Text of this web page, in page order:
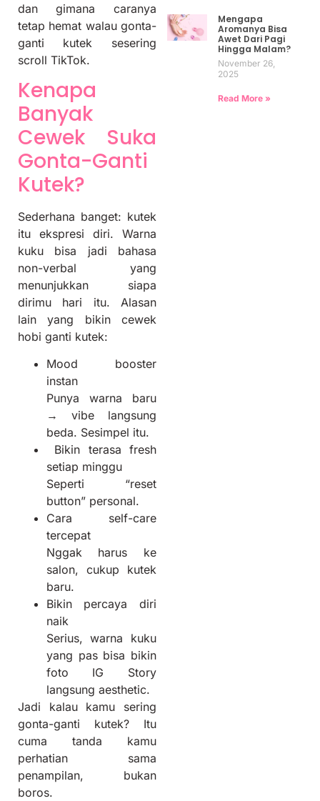
dan gimana caranya
tetap hemat walau gonta-
ganti kutek sesering
scroll TikTok.
Kenapa
Banyak
Cewek Suka
Gonta-Ganti
Kutek?
Sederhana banget: kutek
itu ekspresi diri. Warna
kuku bisa jadi bahasa
non-verbal yang
menunjukkan siapa
dirimu hari itu. Alasan
lain yang bikin cewek
hobi ganti kutek:
Mood booster
instan
Punya warna baru
→ vibe langsung
beda. Sesimpel itu.
Bikin terasa fresh
setiap minggu
Seperti “reset
button” personal.
Cara self-care
tercepat
Nggak harus ke
salon, cukup kutek
baru.
Bikin percaya diri
naik
Serius, warna kuku
yang pas bisa bikin
foto IG Story
langsung aesthetic.
Jadi kalau kamu sering
gonta-ganti kutek? Itu
cuma tanda kamu
perhatian sama
penampilan, bukan
boros.
Mengapa
Aromanya Bisa
Awet Dari Pagi
Hingga Malam?
November 26,
2025
Read More »